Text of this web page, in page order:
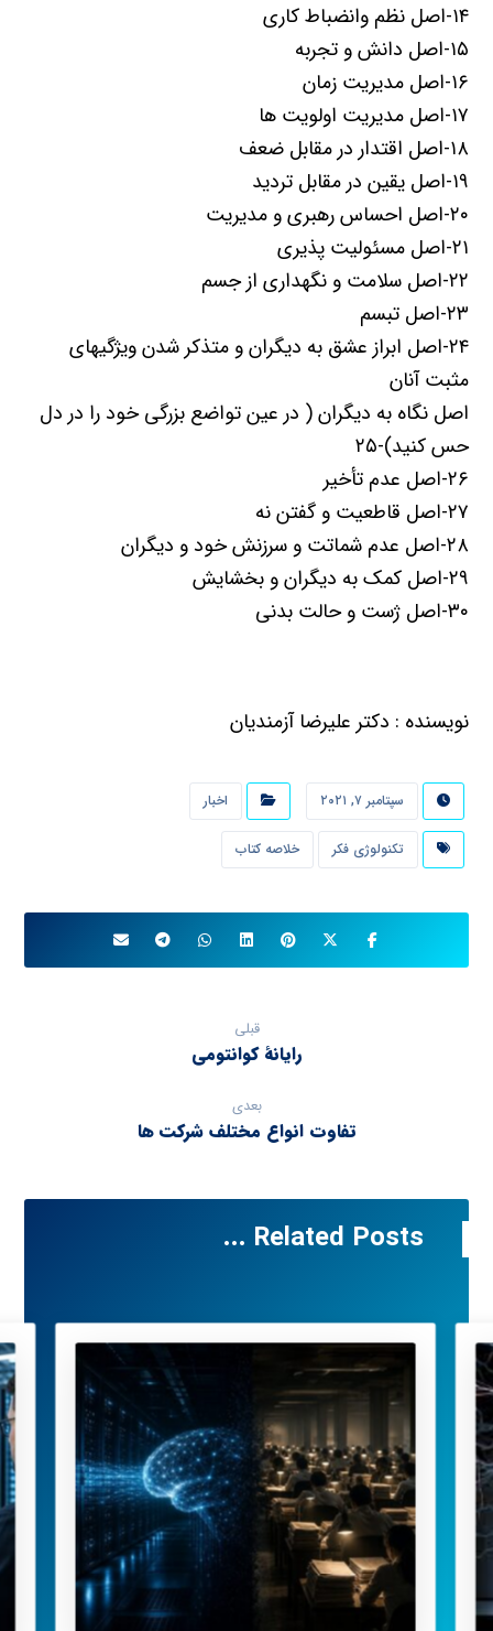
۱۴-اصل نظم وانضباط کاری
۱۵-اصل دانش و تجربه
۱۶-اصل مدیریت زمان
۱۷-اصل مدیریت اولویت ها
۱۸-اصل اقتدار در مقابل ضعف
۱۹-اصل یقین در مقابل تردید
۲۰-اصل احساس رهبری و مدیریت
۲۱-اصل مسئولیت پذیری
۲۲-اصل سلامت و نگهداری از جسم
۲۳-اصل تبسم
۲۴-اصل ابراز عشق به دیگران و متذکر شدن ویژگیهای
مثبت آنان
اصل نگاه به دیگران ( در عین تواضع بزرگی خود را در دل
حس کنید)-۲۵
۲۶-اصل عدم تأخیر
۲۷-اصل قاطعیت و گفتن نه
۲۸-اصل عدم شماتت و سرزنش خود و دیگران
۲۹-اصل کمک به دیگران و بخشایش
۳۰-اصل ژست و حالت بدنی
نویسنده : دکتر علیرضا آزمندیان
سپتامبر ۷, ۲۰۲۱ اخبار
تكنولوژي فكر خلاصه کتاب
قبلی
رایانهٔ کوانتومی
بعدی
تفاوت انواع مختلف شرکت ها
Related Posts ...